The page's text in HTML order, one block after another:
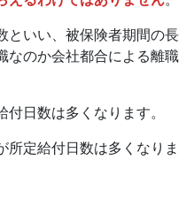
といい、被保険者期間の長
なのか会社都合による離職
日数は多くなります。
所定給付日数は多くなりま